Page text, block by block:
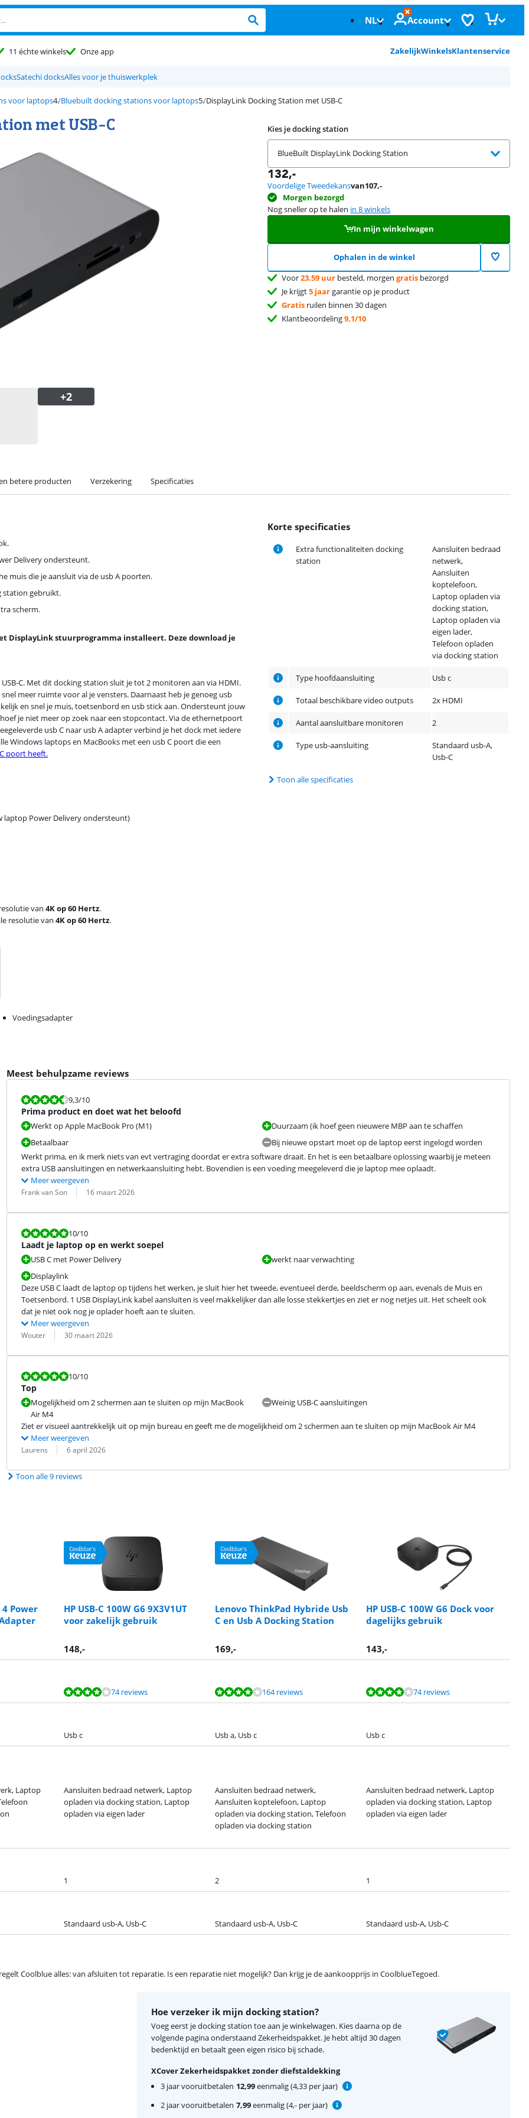
NL Account
11 échte winkels Onze app ZakelijkWinkelsKlantenservice
Satechi docksAlles voor je thuiswerkplek
voor laptops Bluebuilt docking stations voor laptops DisplayLink Docking Station met USB-C
met USB-C Kies je docking station
BlueBuilt DisplayLink Docking Station
132,-
Voordelige Tweedekansvan107,-
Morgen bezorgd
Nog sneller op te halen in 8 winkels
In mijn winkelwagen
Ophalen in de winkel
Voor23.59 uur besteld, morgengratis bezorgd
Je krijgt5 jaargarantie op je product
Gratis ruilen binnen 30 dagen
Klantbeoordeling9,1/10
betere producten Verzekering Specificaties
Korte specificaties
Extra functionaliteiten docking
station
Aansluiten bedraad
netwerk,
Aansluiten
koptelefoon,
Laptop opladen via
docking station,
Laptop opladen via
eigen lader,
Telefoon opladen
via docking station
Type hoofdaansluiting Usb c
Totaal beschikbare video outputs 2x HDMI
Aantal aansluitbare monitoren 2
Type usb-aansluiting
Standaard usb-A,
Usb-C
Toon alle specificaties
Delivery ondersteunt.
muis die je aansluit via de usb A poorten.
station gebruikt.
scherm.
DisplayLink stuurprogramma installeert. Deze download je
C. Met dit docking station sluit je tot 2 monitoren aan via HDMI.
meer ruimte voor al je vensters. Daarnaast heb je genoeg usb
en snel je muis, toetsenbord en usb stick aan. Ondersteunt jouw
je niet meer op zoek naar een stopcontact. Via de ethernetpoort
usb C naar usb A adapter verbind je het dock met iedere
Windows laptops en MacBooks met een usb C poort die een
poort heeft.
laptop Power Delivery ondersteunt)
van 4K op 60 Hertz.
resolutie van 4K op 60 Hertz.
Voedingsadapter
Meest behulpzame reviews
Beoordeling is 9,3 van de 10.
9,3/10
Prima product en doet wat het beloofd
Werkt op Apple MacBook Pro (M1)
Betaalbaar
Duurzaam (ik hoef geen nieuwere MBP aan te schaffen
Bij nieuwe opstart moet op de laptop eerst ingelogd worden
Werkt prima, en ik merk niets van evt vertraging doordat er extra software draait. En het is een betaalbare oplossing waarbij je meteen
extra USB aansluitingen en netwerkaansluiting hebt. Bovendien is een voeding meegeleverd die je laptop mee oplaadt.
Meer weergeven
Beoordeling door:
Frank van Son
Datum: 16 maart 2026
Beoordeling is 10 van de 10.
10/10
Laadt je laptop op en werkt soepel
USB C met Power Delivery
Displaylink
werkt naar verwachting
Deze USB C laadt de laptop op tijdens het werken, je sluit hier het tweede, eventueel derde, beeldscherm op aan, evenals de Muis en
Toetsenbord. 1 USB DisplayLink kabel aansluiten is veel makkelijker dan alle losse stekkertjes en ziet er nog netjes uit. Het scheelt ook
dat je niet ook nog je oplader hoeft aan te sluiten.
Meer weergeven
Beoordeling door:
Wouter
Datum: 30 maart 2026
Beoordeling is 10 van de 10.
10/10
Top
Mogelijkheid om 2 schermen aan te sluiten op mijn MacBook
Air M4
Weinig USB-C aansluitingen
Ziet er visueel aantrekkelijk uit op mijn bureau en geeft me de mogelijkheid om 2 schermen aan te sluiten op mijn MacBook Air M4
Meer weergeven
Beoordeling door:
Laurens
Datum: 6 april 2026
Toon alle 9 reviews
4 Power
HP USB-C 100W G6 9X3V1UT
voor zakelijk gebruik
Lenovo ThinkPad Hybride Usb
C en Usb A Docking Station
HP USB-C 100W G6 Dock voor
dagelijks gebruik
148,- 169,- 143,-
74 reviews 164 reviews 74 reviews
Usb c Usb a, Usb c Usb c
Laptop
Aansluiten bedraad netwerk, Laptop
opladen via docking station, Laptop
opladen via eigen lader
Aansluiten bedraad netwerk,
Aansluiten koptelefoon, Laptop
opladen via docking station, Telefoon
opladen via docking station
Aansluiten bedraad netwerk, Laptop
opladen via docking station, Laptop
opladen via eigen lader
1 2 1
Standaard usb-A, Usb-C Standaard usb-A, Usb-C Standaard usb-A, Usb-C
Coolblue alles: van afsluiten tot reparatie. Is een reparatie niet mogelijk? Dan krijg je de aankoopprijs in CoolblueTegoed.
Hoe verzeker ik mijn docking station?
Voeg eerst je docking station toe aan je winkelwagen. Kies daarna op de
volgende pagina onderstaand Zekerheidspakket. Je hebt altijd 30 dagen
bedenktijd en betaalt geen eigen risico bij schade.
XCover Zekerheidspakket zonder diefstaldekking
3 jaar vooruitbetalen 12,99eenmalig (4,33 per jaar)
2 jaar vooruitbetalen 7,99eenmalig (4,- per jaar)